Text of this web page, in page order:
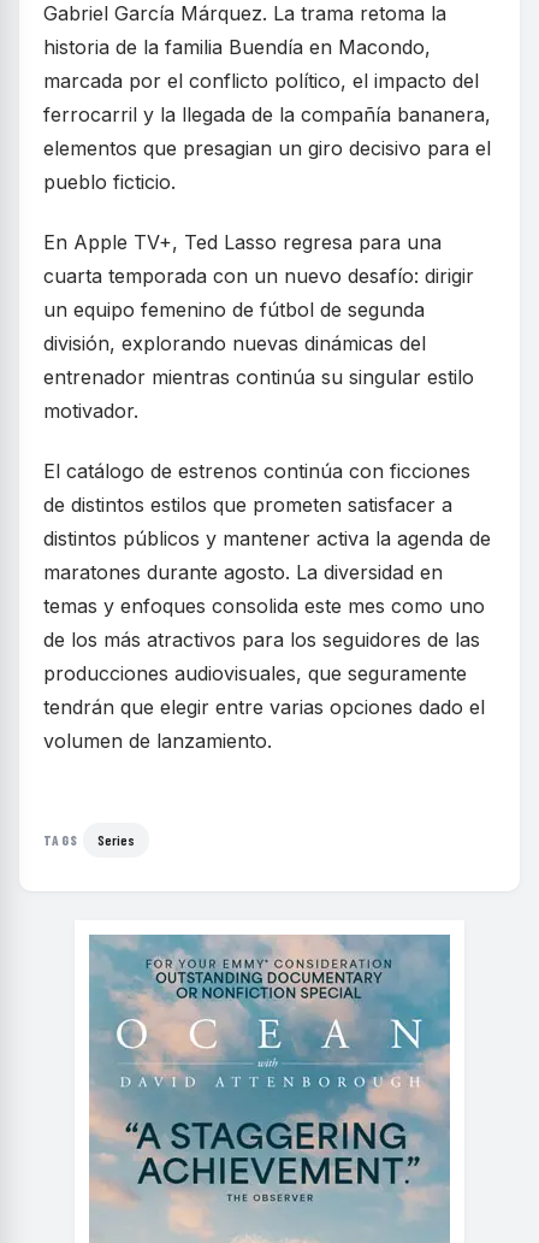
Gabriel García Márquez. La trama retoma la
historia de la familia Buendía en Macondo,
marcada por el conflicto político, el impacto del
ferrocarril y la llegada de la compañía bananera,
elementos que presagian un giro decisivo para el
pueblo ficticio.
En Apple TV+, Ted Lasso regresa para una
cuarta temporada con un nuevo desafío: dirigir
un equipo femenino de fútbol de segunda
división, explorando nuevas dinámicas del
entrenador mientras continúa su singular estilo
motivador.
El catálogo de estrenos continúa con ficciones
de distintos estilos que prometen satisfacer a
distintos públicos y mantener activa la agenda de
maratones durante agosto. La diversidad en
temas y enfoques consolida este mes como uno
de los más atractivos para los seguidores de las
producciones audiovisuales, que seguramente
tendrán que elegir entre varias opciones dado el
volumen de lanzamiento.
TAGS Series